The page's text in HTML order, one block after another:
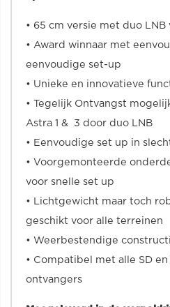
• 65 cm versie met duo LNB
• Award winnaar met
eenvoudige set-up
• Unieke en innovatieve
• Tegelijk Ontvangst
Astra 1 & 3 door duo LNB
• Eenvoudige set up in
• Voorgemonteerde
voor snelle set up
• Lichtgewicht maar toch
geschikt voor alle terreinen
• Weerbestendige
• Compatibel met alle SD
ontvangers